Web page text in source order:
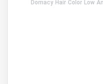
Domacy Hair Color Low